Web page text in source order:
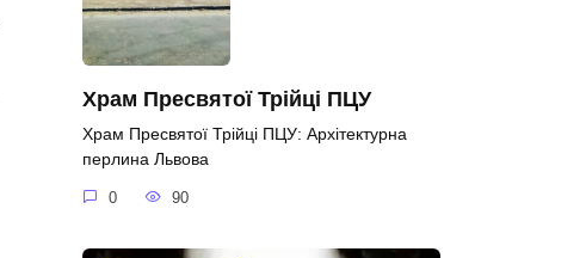
Храм Пресвятої Трійці ПЦУ
Храм Пресвятої Трійці ПЦУ: Архітектурна
перлина Львова
0 90